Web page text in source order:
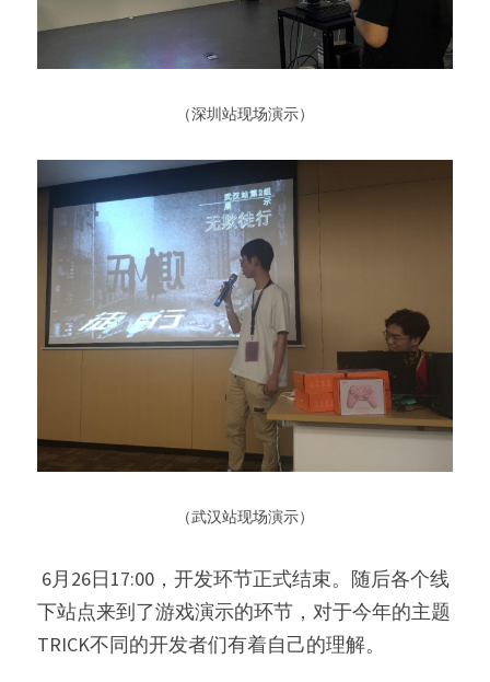
（深圳站现场演示）
（武汉站现场演示）
下站点来到了游戏演示的环节，对于今年的主题
TRICK不同的开发者们有着自己的理解。